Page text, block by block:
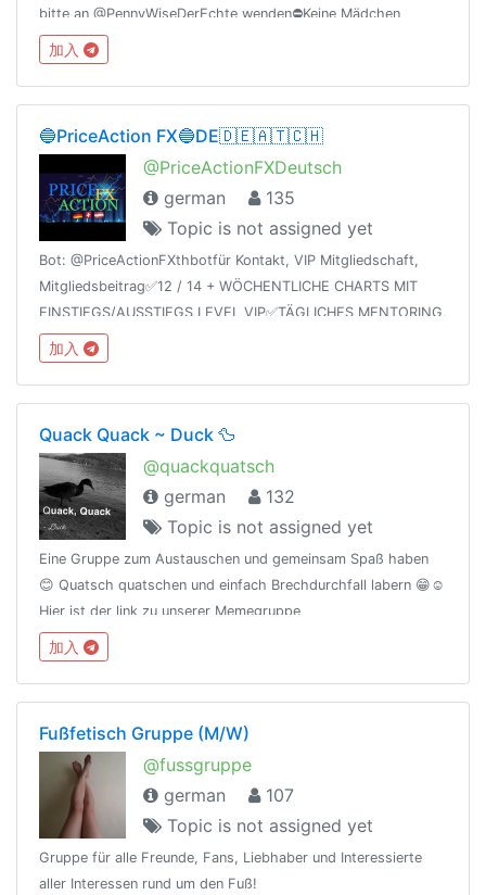
bitte an @PennyWiseDerEchte wenden⛔️Keine Mädchen
anschreiben ohne frage
加入
🔵PriceAction FX🔵DE🇩🇪🇦🇹🇨🇭
@PriceActionFXDeutsch
german
135
Topic is not assigned yet
Bot: @PriceActionFXthbotfür Kontakt, VIP Mitgliedschaft,
Mitgliedsbeitrag✅12 / 14 + WÖCHENTLICHE CHARTS MIT
EINSTIEGS/AUSSTIEGS LEVEL VIP✅TÄGLICHES MENTORING,
RISIKOMANAGEMENT IN DER VIP GRUPPE✅FREIHE PLÄTZE
IN
加入
Quack Quack ~ Duck 🦆
@quackquatsch
german
132
Topic is not assigned yet
Eine Gruppe zum Austauschen und gemeinsam Spaß haben
😊 Quatsch quatschen und einfach Brechdurchfall labern 😁☺️
Hier ist der link zu unserer Memegruppe
💯https://t.me/joinchat/NXIZmk4IqaC3hoQwgXL6sAViel Spaß
🥳🃏
加入
Fußfetisch Gruppe (M/W)
@fussgruppe
german
107
Topic is not assigned yet
Gruppe für alle Freunde, Fans, Liebhaber und Interessierte
aller Interessen rund um den Fuß!